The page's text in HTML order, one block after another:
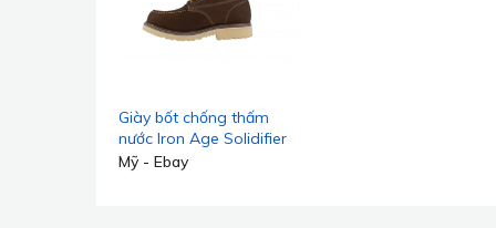
Giày bốt chống thấm
nước Iron Age Solidifier
IA5064 6 inch dành cho
Mỹ - Ebay